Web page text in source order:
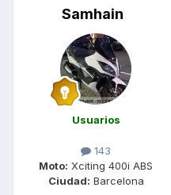
Samhain
Usuarios
143
Moto: Xciting 400i ABS
Ciudad: Barcelona